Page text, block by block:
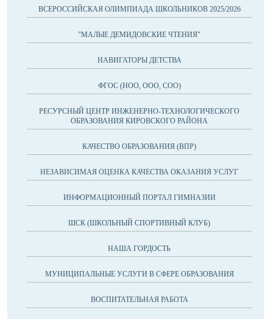
ВСЕРОССИЙСКАЯ ОЛИМПИАДА ШКОЛЬНИКОВ 2025/2026
"МАЛЫЕ ДЕМИДОВСКИЕ ЧТЕНИЯ"
НАВИГАТОРЫ ДЕТСТВА
ФГОС (НОО, ООО, СОО)
РЕСУРСНЫЙ ЦЕНТР ИНЖЕНЕРНО-ТЕХНОЛОГИЧЕСКОГО
ОБРАЗОВАНИЯ КИРОВСКОГО РАЙОНА
КАЧЕСТВО ОБРАЗОВАНИЯ (ВПР)
НЕЗАВИСИМАЯ ОЦЕНКА КАЧЕСТВА ОКАЗАНИЯ УСЛУГ
ИНФОРМАЦИОННЫЙ ПОРТАЛ ГИМНАЗИИ
ШСК (ШКОЛЬНЫЙ СПОРТИВНЫЙ КЛУБ)
НАША ГОРДОСТЬ
МУНИЦИПАЛЬНЫЕ УСЛУГИ В СФЕРЕ ОБРАЗОВАНИЯ
ВОСПИТАТЕЛЬНАЯ РАБОТА